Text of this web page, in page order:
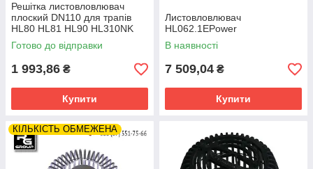
Решітка листовловлювач
плоский DN110 для трапів
HL80 HL81 HL90 HL310NK
510NK, HL181
Готово до відправки
1 993,86 ₴
Купити
Листовловлювач
HL062.1EPower
В наявності
7 509,04 ₴
Купити
КІЛЬКІСТЬ ОБМЕЖЕНА